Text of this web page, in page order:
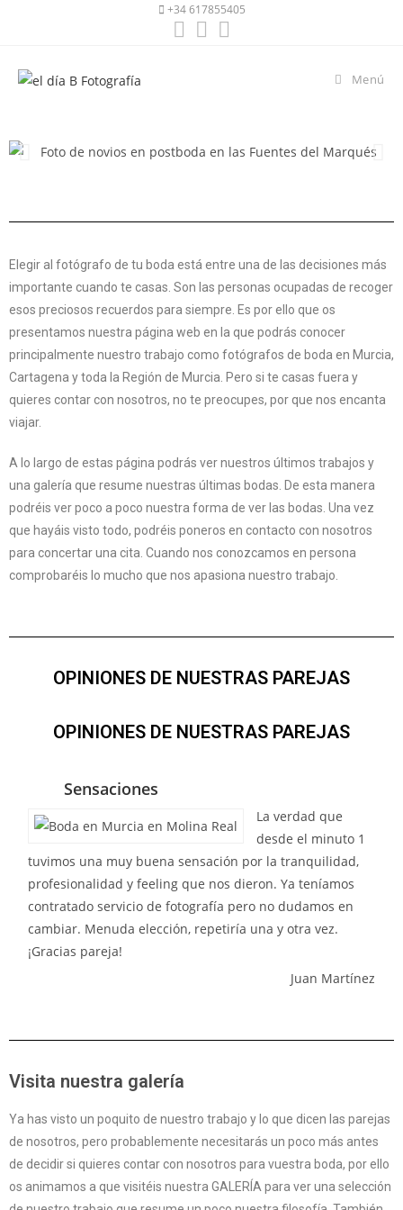
+34 617855405
Menú
Elegir al fotógrafo de tu boda está entre una de las decisiones más
importante cuando te casas. Son las personas ocupadas de recoger
esos preciosos recuerdos para siempre. Es por ello que os
presentamos nuestra página web en la que podrás conocer
principalmente nuestro trabajo como fotógrafos de boda en Murcia,
Cartagena y toda la Región de Murcia. Pero si te casas fuera y
quieres contar con nosotros, no te preocupes, por que nos encanta
viajar.
A lo largo de estas página podrás ver nuestros últimos trabajos y
una galería que resume nuestras últimas bodas. De esta manera
podréis ver poco a poco nuestra forma de ver las bodas. Una vez
que hayáis visto todo, podréis poneros en contacto con nosotros
para concertar una cita. Cuando nos conozcamos en persona
comprobaréis lo mucho que nos apasiona nuestro trabajo.
OPINIONES DE NUESTRAS PAREJAS
OPINIONES DE NUESTRAS PAREJAS
Sensaciones
La verdad que
desde el minuto 1
tuvimos una muy buena sensación por la tranquilidad,
profesionalidad y feeling que nos dieron. Ya teníamos
contratado servicio de fotografía pero no dudamos en
cambiar. Menuda elección, repetiría una y otra vez.
¡Gracias pareja!
Juan Martínez
Visita nuestra galería
Ya has visto un poquito de nuestro trabajo y lo que dicen las parejas
de nosotros, pero probablemente necesitarás un poco más antes
de decidir si quieres contar con nosotros para vuestra boda, por ello
os animamos a que visitéis nuestra GALERÍA para ver una selección